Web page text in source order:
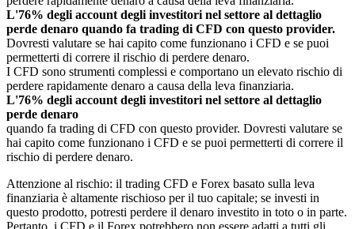
L'76% degli account degli investitori nel settore al dettaglio
perde denaro quando fa trading di CFD con questo provider.
Dovresti valutare se hai capito come funzionano i CFD e se puoi
permetterti di correre il rischio di perdere denaro.
I CFD sono strumenti complessi e comportano un elevato rischio di
perdere rapidamente denaro a causa della leva finanziaria.
L'76% degli account degli investitori nel settore al dettaglio
perde denaro
quando fa trading di CFD con questo provider. Dovresti valutare se
hai capito come funzionano i CFD e se puoi permetterti di correre il
rischio di perdere denaro.
Attenzione al rischio: il trading CFD e Forex basato sulla leva
finanziaria è altamente rischioso per il tuo capitale; se investi in
questo prodotto, potresti perdere il denaro investito in toto o in parte.
Pertanto, i CFD e il Forex potrebbero non essere adatti a tutti gli